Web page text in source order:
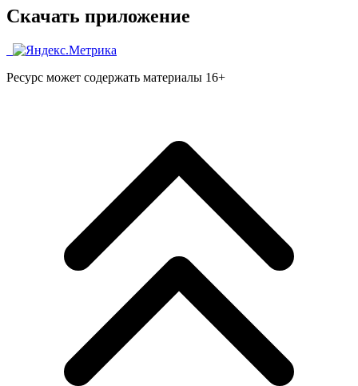
Скачать приложение
Ресурс может содержать материалы 16+